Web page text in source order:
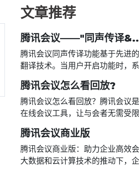
文章推荐
腾讯会议——"同声传译
腾讯会议同声传译功能基于先进
翻译技术。当用户开启功能时，
腾讯会议怎么看回放?
腾讯会议怎么看回放？腾讯会议
在线会议工具，让与会者无需受
腾讯会议商业版
腾讯会议商业版：助力企业高效
大数据和云计算技术的推动下，